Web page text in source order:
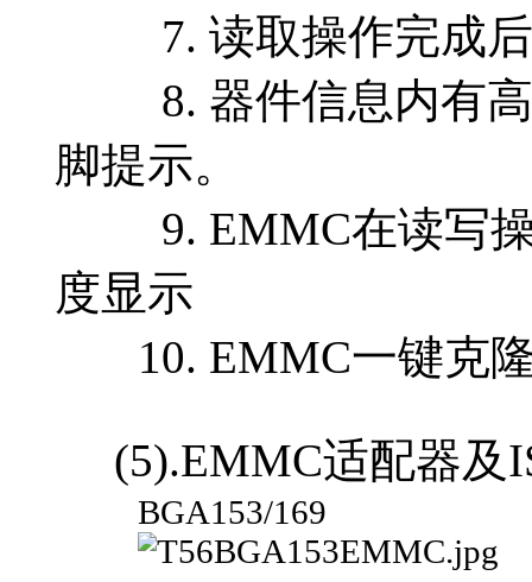
7. 读取操作完成后
8. 器件信息内有高
脚提示。
9. EMMC在读写操
度显示
10. EMMC一键克
(5).EMMC适配器及
BGA153/169